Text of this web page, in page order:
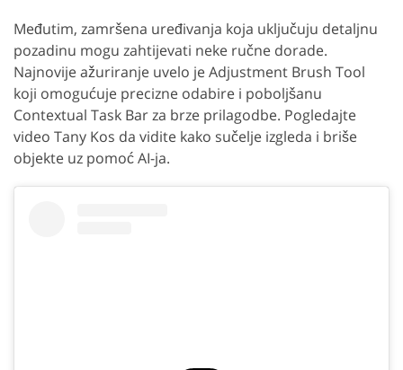
Međutim, zamršena uređivanja koja uključuju detaljnu
pozadinu mogu zahtijevati neke ručne dorade.
Najnovije ažuriranje uvelo je Adjustment Brush Tool
koji omogućuje precizne odabire i poboljšanu
Contextual Task Bar za brze prilagodbe. Pogledajte
video Tany Kos da vidite kako sučelje izgleda i briše
objekte uz pomoć AI-ja.